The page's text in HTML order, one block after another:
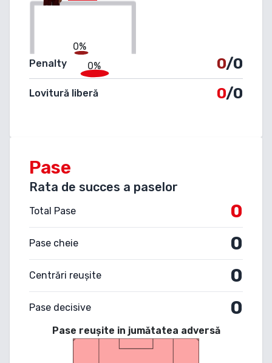
0%
0%
Penalty 0/0
Lovitură liberă 0/0
Pase
Rata de succes a paselor
Total Pase 0
Pase cheie 0
Centrări reușite 0
Pase decisive 0
Pase reușite in jumătatea adversă